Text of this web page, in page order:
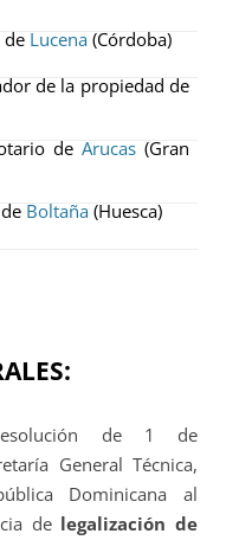
de Lucena (Córdoba)
de la propiedad de
de Arucas(Gran
Boltaña (Huesca)
de 1 de
General Técnica,
Dominicana al
de legalización de